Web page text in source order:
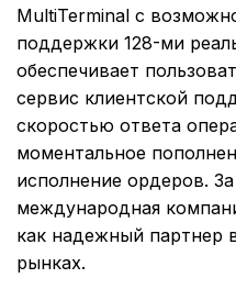
MultiTerminal с
поддержки 128-ми
обеспечивает
сервис клиентской
скоростью ответа
моментальное
исполнение ордеров.
международная
как надежный партнер
рынках.